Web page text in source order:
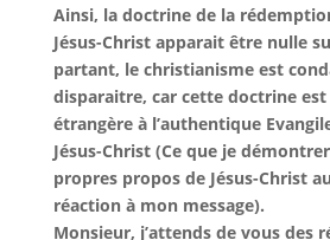
Ainsi, la doctrine de la
Jésus-Christ apparait être nulle
partant, le christianisme est
disparaitre, car cette doctrine
étrangère à l’authentique
Jésus-Christ (Ce que je
propres propos de Jésus-Christ
réaction à mon message).
Monsieur, j’attends de vous des